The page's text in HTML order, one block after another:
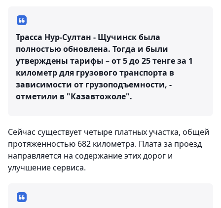
Трасса Нур-Султан - Щучинск была
полностью обновлена. Тогда и были
утверждены тарифы – от 5 до 25 тенге за 1
километр для грузового транспорта в
зависимости от грузоподъемности, -
отметили в "Казавтожоле".
Сейчас существует четыре платных участка, общей
протяженностью 682 километра. Плата за проезд
направляется на содержание этих дорог и
улучшение сервиса.